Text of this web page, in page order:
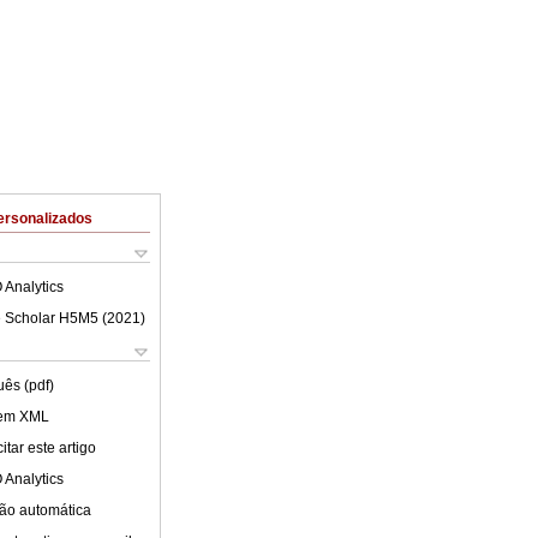
Analytics
Scholar H5M5 (2021 )
(pdf)
XML
este artigo
Analytics
automática